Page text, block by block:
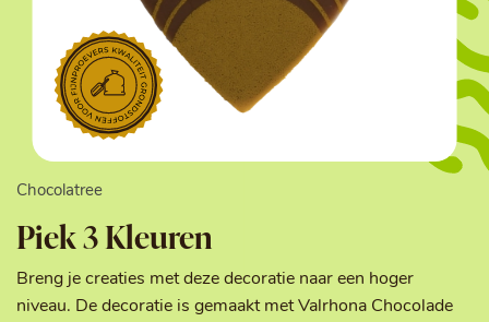
Chocolatree
Piek 3 Kleuren
Breng je creaties met deze decoratie naar een hoger
niveau. De decoratie is gemaakt met Valrhona Chocolade